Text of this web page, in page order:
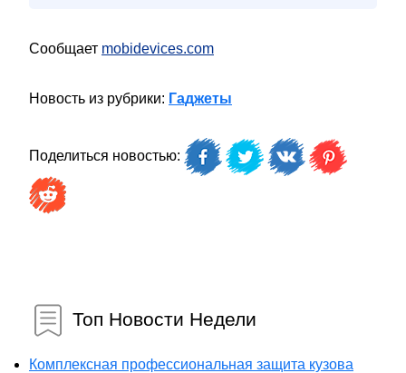
Сообщает mobidevices.com
Новость из рубрики: Гаджеты
Поделиться новостью:
Топ Новости Недели
Комплексная профессиональная защита кузова